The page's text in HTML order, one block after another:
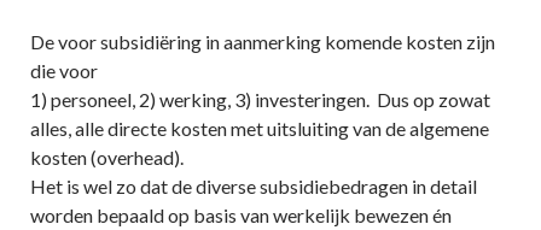
De voor subsidiëring in aanmerking komende kosten zijn
die voor
1) personeel, 2) werking, 3) investeringen. Dus op zowat
alles, alle directe kosten met uitsluiting van de algemene
kosten (overhead).
Het is wel zo dat de diverse subsidiebedragen in detail
worden bepaald op basis van werkelijk bewezen én